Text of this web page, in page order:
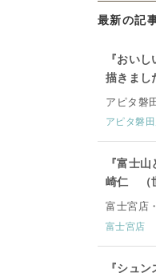
最新の記
『おい
描きまし
アピタ磐
アピタ磐
『富士
崎仁 （
富士宮店
富士宮店
『シュ